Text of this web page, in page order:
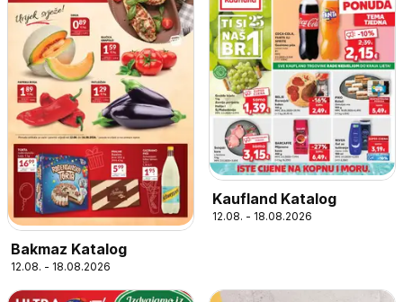
Bakmaz Katalog
12.08. - 18.08.2026
Kaufland Katalog
12.08. - 18.08.2026